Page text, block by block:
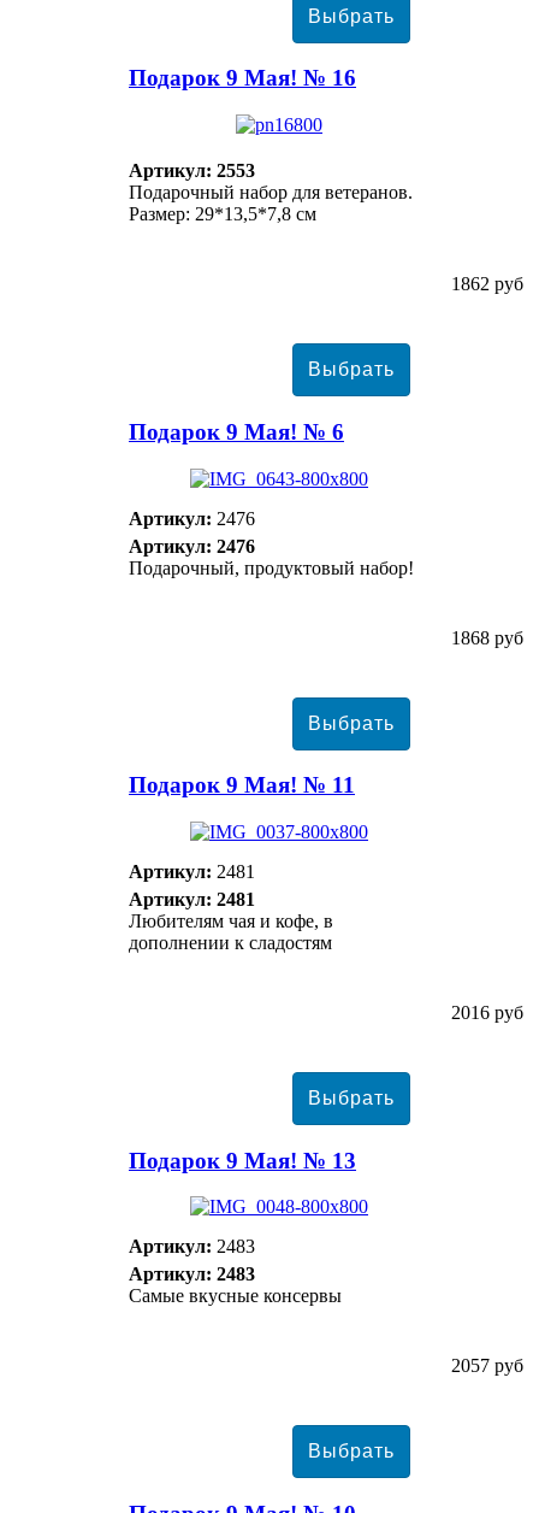
Подарок 9 Мая! № 16
Артикул: 2553
Подарочный набор для ветеранов.
Размер: 29*13,5*7,8 см
1862 руб
Подарок 9 Мая! № 6
Артикул: 2476
Артикул: 2476
Подарочный, продуктовый набор!
1868 руб
Подарок 9 Мая! № 11
Артикул: 2481
Артикул: 2481
Любителям чая и кофе, в
дополнении к сладостям
2016 руб
Подарок 9 Мая! № 13
Артикул: 2483
Артикул: 2483
Самые вкусные консервы
2057 руб